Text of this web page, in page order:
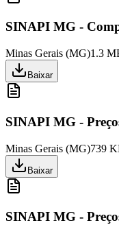
SINAPI MG -
Minas Gerais (MG)1.3
Baixar
SINAPI MG -
Minas Gerais (MG)739
Baixar
SINAPI MG -